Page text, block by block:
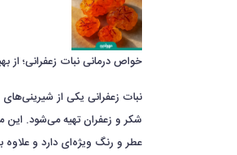
خواص درمانی نبات زعفرانی؛ از
نبات زعفرانی یکی از
شکر و زعفران تهیه می‌شود. این
عطر و رنگ ویژه‌ای دارد و